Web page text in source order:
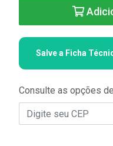
Salve a Ficha
Consulte as opções